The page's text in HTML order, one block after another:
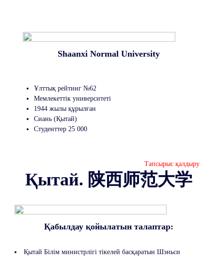
Shaanxi Normal University
Ұлттық рейтинг №62
Мемлекеттік университеті
1944 жылы құрылған
Сиань (Қытай)
Студенттер 25 000
Тапсырыс қалдыру
Қытай. 陕西师范大学
Қабылдау қойылатын талаптар:
Қытай Бiлiм министрлiгi тiкелей басқаратын Шэньси